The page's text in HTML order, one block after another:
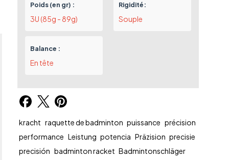
Poids (en gr) :
3U (85g - 89g)
Rigidité:
Souple
Balance :
En tête
kracht raquette de badminton puissance précision
performance Leistung potencia Präzision precisie
precisión badminton racket Badmintonschläger